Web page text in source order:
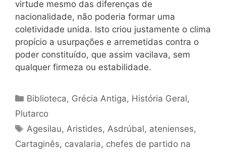
virtude mesmo das diferenças de
nacionalidade, não poderia formar uma
coletividade unida. Isto criou justamente o clima
propício a usurpações e arremetidas contra o
poder constituído, que assim vacilava, sem
qualquer firmeza ou estabilidade.
Categorias
Biblioteca, Grécia Antiga, História Geral,
Plutarco
Tags
Agesilau, Aristides, Asdrúbal, atenienses,
Cartaginês, cavalaria, chefes de partido na